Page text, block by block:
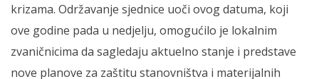
krizama. Održavanje sjednice uoči ovog datuma, koji
ove godine pada u nedjelju, omogućilo je lokalnim
zvaničnicima da sagledaju aktuelno stanje i predstave
nove planove za zaštitu stanovništva i materijalnih